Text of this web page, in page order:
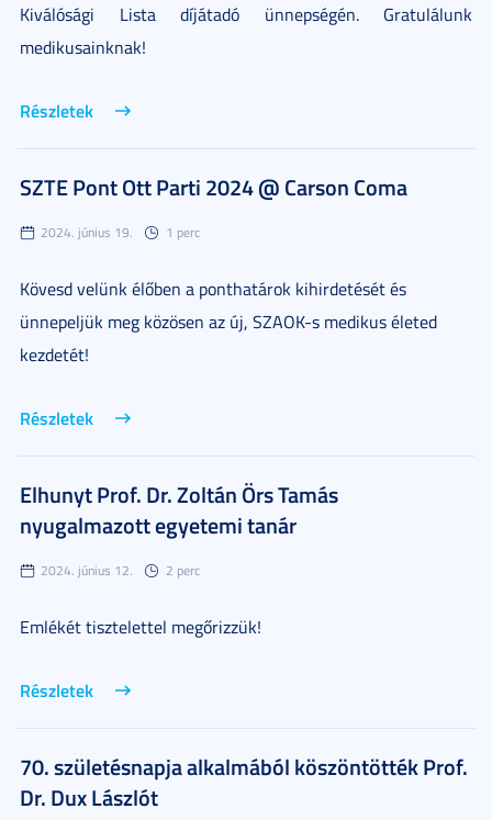
Kiválósági Lista díjátadó ünnepségén. Gratulálunk
medikusainknak!
Részletek
SZTE Pont Ott Parti 2024 @ Carson Coma
2024. június 19. 1 perc
Kövesd velünk élőben a ponthatárok kihirdetését és
ünnepeljük meg közösen az új, SZAOK-s medikus életed
kezdetét!
Részletek
Elhunyt Prof. Dr. Zoltán Örs Tamás
nyugalmazott egyetemi tanár
2024. június 12. 2 perc
Emlékét tisztelettel megőrizzük!
Részletek
70. születésnapja alkalmából köszöntötték Prof.
Dr. Dux Lászlót